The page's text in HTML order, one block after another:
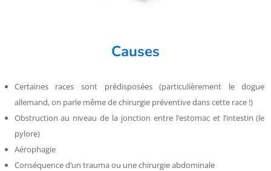
Causes
Certaines races sont prédisposées (particulièrement le dogue
allemand, on parle même de chirurgie préventive dans cette race !)
Obstruction au niveau de la jonction entre l’estomac et l’intestin (le
pylore)
Aérophagie
Conséquence d’un trauma ou une chirurgie abdominale